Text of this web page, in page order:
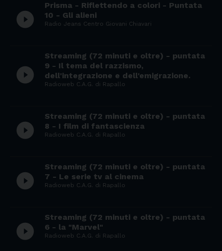
play_circle_filled
Prisma - Riflettendo a colori - Puntata
10 - Gli alieni
Radio Jeans Centro Giovani Chiavari
play_circle_filled
Streaming (72 minuti e oltre) - puntata
9 - Il tema del razzismo,
dell'integrazione e dell'emigrazione.
Radioweb C.A.G. di Rapallo
play_circle_filled
Streaming (72 minuti e oltre) - puntata
8 - I film di fantascienza
Radioweb C.A.G. di Rapallo
play_circle_filled
Streaming (72 minuti e oltre) - puntata
7 - Le serie tv al cinema
Radioweb C.A.G. di Rapallo
play_circle_filled
Streaming (72 minuti e oltre) - puntata
6 - la "Marvel"
Radioweb C.A.G. di Rapallo